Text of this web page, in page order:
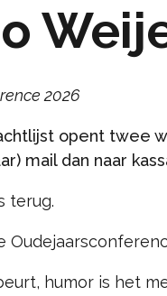
2026
opent twee
mail dan naar
terug.
humor is het